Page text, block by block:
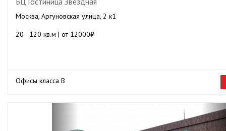
Москва, Аргуновская улица, 2 к1
20 - 120 кв.м | от 12000₽
Офисы класса B